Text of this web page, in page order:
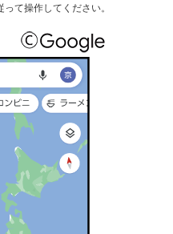
て操作してください。